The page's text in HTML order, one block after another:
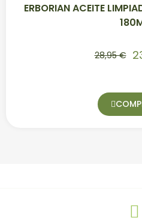
ERBORIAN ACEITE
28,95 €